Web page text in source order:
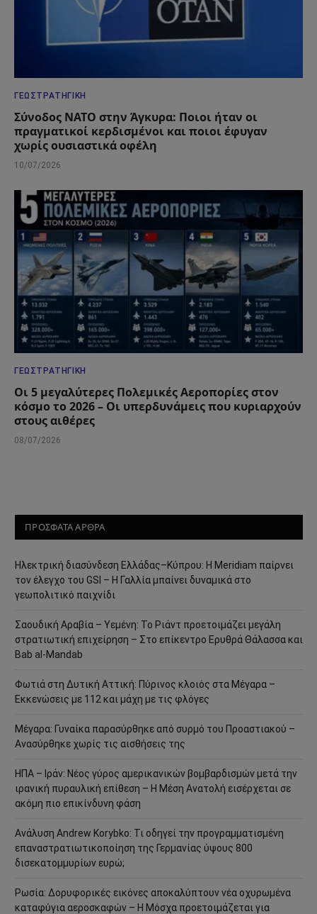
ΓΕΩΣΤΡΑΤΗΓΙΚΉ
Σύνοδος ΝΑΤΟ στην Άγκυρα: Ποιοι ήταν οι
πραγματικοί κερδισμένοι και ποιοι έφυγαν
χωρίς ουσιαστικά οφέλη
10/07/2026
ΓΕΩΣΤΡΑΤΗΓΙΚΉ
Οι 5 μεγαλύτερες Πολεμικές Αεροπορίες στον
κόσμο το 2026 – Οι υπερδυνάμεις που κυριαρχούν
στους αιθέρες
08/07/2026
ΠΡΟΣΦΑΤΑ ΑΡΘΡΑ
Ηλεκτρική διασύνδεση Ελλάδας–Κύπρου: Η Meridiam παίρνει
τον έλεγχο του GSI – Η Γαλλία μπαίνει δυναμικά στο
γεωπολιτικό παιχνίδι
Σαουδική Αραβία – Υεμένη: Το Ριάντ προετοιμάζει μεγάλη
στρατιωτική επιχείρηση – Στο επίκεντρο Ερυθρά Θάλασσα και
Bab al-Mandab
Φωτιά στη Δυτική Αττική: Πύρινος κλοιός στα Μέγαρα –
Εκκενώσεις με 112 και μάχη με τις φλόγες
Μέγαρα: Γυναίκα παρασύρθηκε από συρμό του Προαστιακού –
Ανασύρθηκε χωρίς τις αισθήσεις της
ΗΠΑ – Ιράν: Νέος γύρος αμερικανικών βομβαρδισμών μετά την
ιρανική πυραυλική επίθεση – Η Μέση Ανατολή εισέρχεται σε
ακόμη πιο επικίνδυνη φάση
Ανάλυση Andrew Korybko: Τι οδηγεί την προγραμματισμένη
επαναστρατιωτικοποίηση της Γερμανίας ύψους 800
δισεκατομμυρίων ευρώ;
Ρωσία: Δορυφορικές εικόνες αποκαλύπτουν νέα οχυρωμένα
καταφύγια αεροσκαφών – Η Μόσχα προετοιμάζεται για